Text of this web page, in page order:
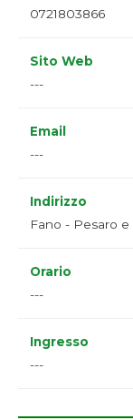
0721803866
Sito Web
---
Email
---
Indirizzo
Fano - Pesaro e
Orario
---
Ingresso
---